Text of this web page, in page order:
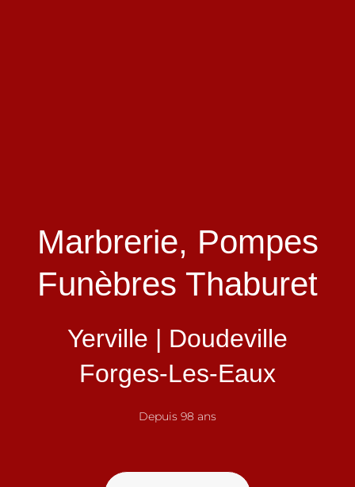
Marbrerie, Pompes
Funèbres Thaburet
Yerville | Doudeville
Forges-Les-Eaux
Depuis 98 ans